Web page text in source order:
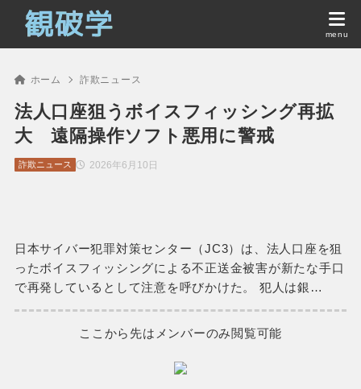
ホーム 詐欺ニュース
法人口座狙うボイスフィッシング再拡
大 遠隔操作ソフト悪用に警戒
2026年6月10日
詐欺ニュース
日本サイバー犯罪対策センター（JC3）は、法人口座を狙
ったボイスフィッシングによる不正送金被害が新たな手口
で再発しているとして注意を呼びかけた。 犯人は銀…
ここから先はメンバーのみ閲覧可能